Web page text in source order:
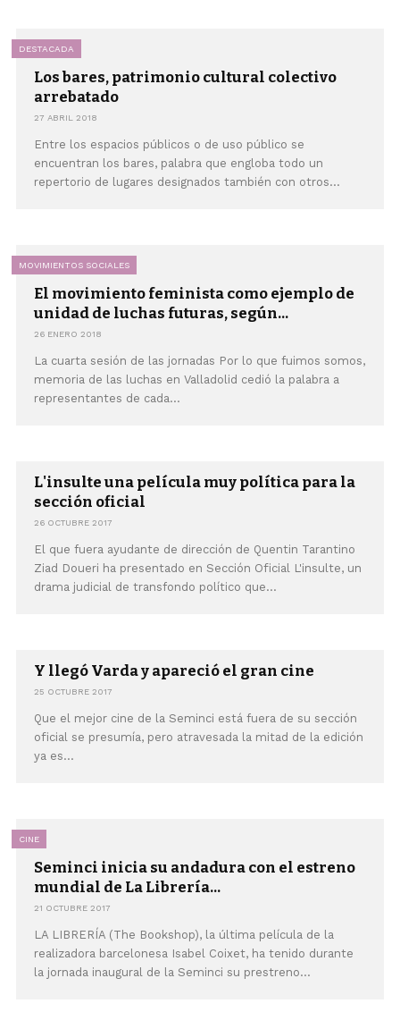
DESTACADA
Los bares, patrimonio cultural colectivo
arrebatado
27 ABRIL 2018
Entre los espacios públicos o de uso público se
encuentran los bares, palabra que engloba todo un
repertorio de lugares designados también con otros...
MOVIMIENTOS SOCIALES
El movimiento feminista como ejemplo de
unidad de luchas futuras, según...
26 ENERO 2018
La cuarta sesión de las jornadas Por lo que fuimos somos,
memoria de las luchas en Valladolid cedió la palabra a
representantes de cada...
L'insulte una película muy política para la
sección oficial
26 OCTUBRE 2017
El que fuera ayudante de dirección de Quentin Tarantino
Ziad Doueri ha presentado en Sección Oficial L'insulte, un
drama judicial de transfondo político que...
Y llegó Varda y apareció el gran cine
25 OCTUBRE 2017
Que el mejor cine de la Seminci está fuera de su sección
oficial se presumía, pero atravesada la mitad de la edición
ya es...
CINE
Seminci inicia su andadura con el estreno
mundial de La Librería...
21 OCTUBRE 2017
LA LIBRERÍA (The Bookshop), la última película de la
realizadora barcelonesa Isabel Coixet, ha tenido durante
la jornada inaugural de la Seminci su prestreno...